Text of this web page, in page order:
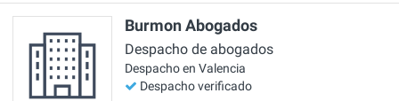
Burmon Abogados
Despacho de abogados
Despacho en Valencia
Despacho verificado